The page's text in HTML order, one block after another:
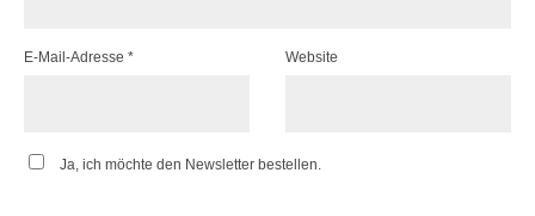
E-Mail-Adresse * Website
Ja, ich möchte den Newsletter bestellen.